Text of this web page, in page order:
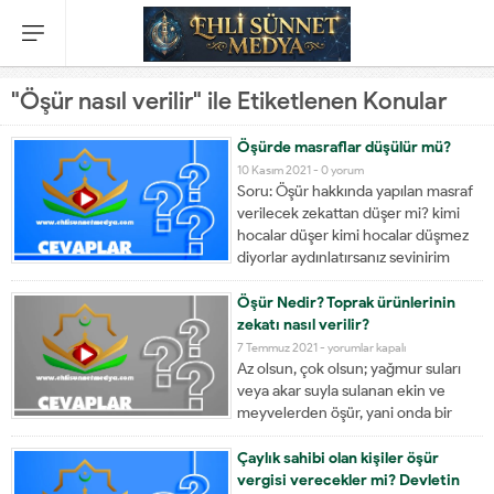
"Öşür nasıl verilir" ile Etiketlenen Konular
Öşürde masraflar düşülür mü?
10 Kasım 2021 - 0 yorum
Soru: Öşür hakkında yapılan masraf
verilecek zekattan düşer mi? kimi
hocalar düşer kimi hocalar düşmez
diyorlar aydınlatırsanız sevinirim
Allah a emanet Cevap: Ürün için
yapılan masraf sulama ise yani kişi
ürünü kendi imkanları ile suluyorsa
yirmide bir oranında öşür verir.
Bunun dışında...
Öşür Nedir? Toprak ürünlerinin
zekatı nasıl verilir?
7 Temmuz 2021 - Öşür
Nedir?
Toprak
ürünlerinin
zekatı
nasıl
verilir?
yorumlar kapalı
Az olsun, çok olsun; yağmur suları
veya akar suyla sulanan ekin ve
meyvelerden öşür, yani onda bir
nisbetinde zekât alınır (İmam ebû
Yûsuf, İmam Muhammed): Kalıcı
olanlar ve olmayanlar bu bakımdan
Çaylık sahibi olan kişiler öşür
vergisi verecekler mi? Devletin